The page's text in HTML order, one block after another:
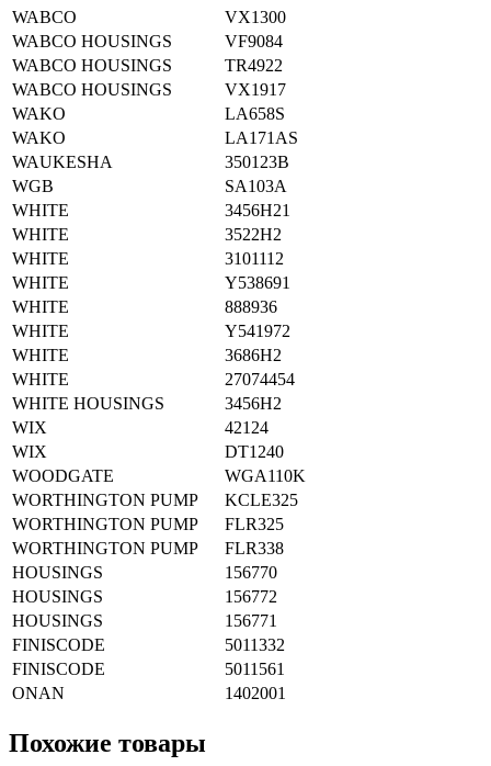
WABCO
VX1300
WABCO HOUSINGS
VF9084
WABCO HOUSINGS
TR4922
WABCO HOUSINGS
VX1917
WAKO
LA658S
WAKO
LA171AS
WAUKESHA
350123B
WGB
SA103A
WHITE
3456H21
WHITE
3522H2
WHITE
3101112
WHITE
Y538691
WHITE
888936
WHITE
Y541972
WHITE
3686H2
WHITE
27074454
WHITE HOUSINGS
3456H2
WIX
42124
WIX
DT1240
WOODGATE
WGA110K
WORTHINGTON PUMP
KCLE325
WORTHINGTON PUMP
FLR325
WORTHINGTON PUMP
FLR338
HOUSINGS
156770
HOUSINGS
156772
HOUSINGS
156771
FINISCODE
5011332
FINISCODE
5011561
ONAN
1402001
Похожие товары